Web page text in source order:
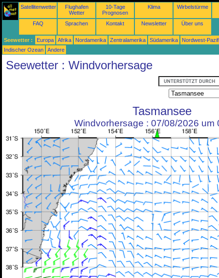
Satellitenwetter
Flughafen
Wetter
10-Tage
Prognosen
Klima Wirbelstürme
FAQ Sprachen Kontakt Newsletter Über uns
Seewetter : Europa Afrika Nordamerika Zentralamerika Südamerika
Nordwest-
Indischer Ozean
Andere
Seewetter : Windvorhersage
Tasmansee
Windvorhersage : 07/08/2026 um